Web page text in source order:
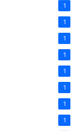
1
1
1
1
1
1
1
1